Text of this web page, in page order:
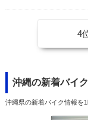
4
沖縄の新着バイ
沖縄県の新着バイク情報を